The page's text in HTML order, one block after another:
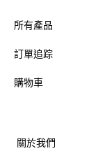
所有產品
訂單追踪
購物車
關於我們